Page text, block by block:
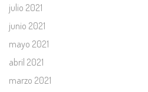
julio 2021
junio 2021
mayo 2021
abril 2021
marzo 2021